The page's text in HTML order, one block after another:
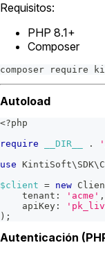
Requisitos:
PHP 8.1+
Composer
composer require
Autoload
<?php
require
__DIR__ .
use KintiSoft\ SDK\
$client = new
tenant : 'acme' ,
apiKey :
) ;
Autenticación